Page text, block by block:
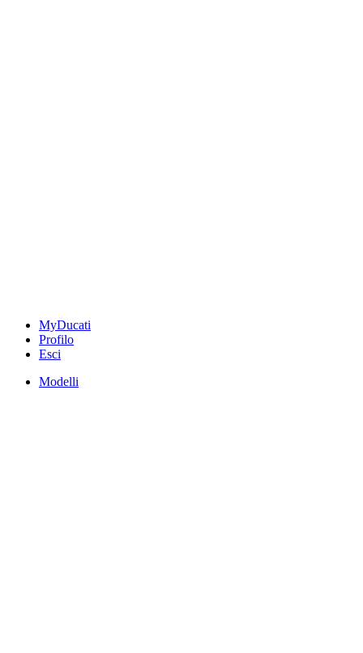
MyDucati
Profilo
Esci
Modelli